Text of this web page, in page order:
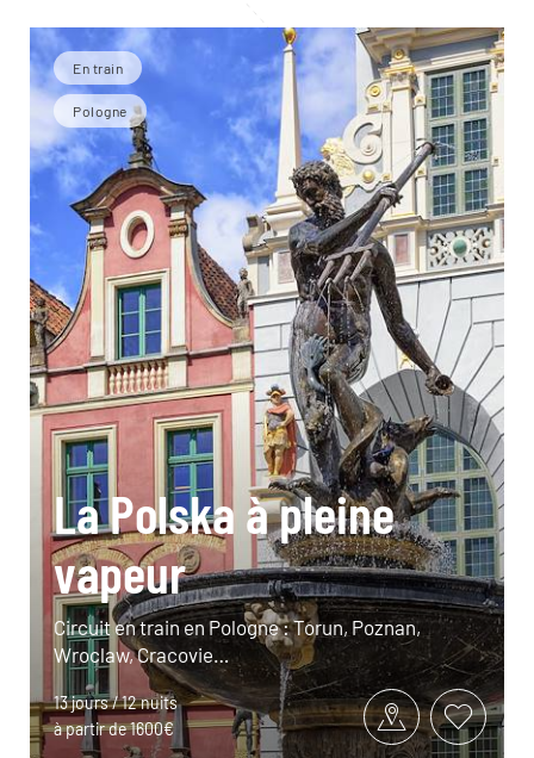
En train
Pologne
La Polska à pleine
vapeur
Circuit en train en Pologne : Torun, Poznan,
Wroclaw, Cracovie…
13 jours / 12 nuits
à partir de 1600€